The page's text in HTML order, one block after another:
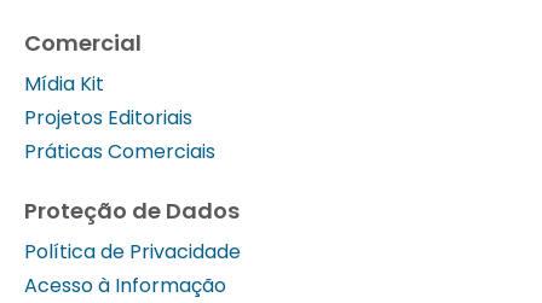
Comercial
Mídia Kit
Projetos Editoriais
Práticas Comerciais
Proteção de Dados
Política de Privacidade
Acesso à Informação